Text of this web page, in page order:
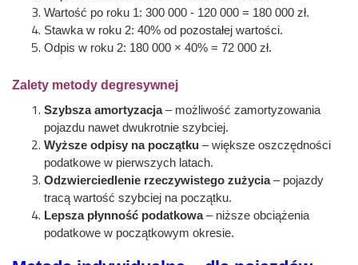
Wartość po roku 1: 300 000 - 120 000 = 180 000 zł.
Stawka w roku 2: 40% od pozostałej wartości.
Odpis w roku 2: 180 000 × 40% = 72 000 zł.
Zalety metody degresywnej
Szybsza amortyzacja– możliwość zamortyzowania
pojazdu nawet dwukrotnie szybciej.
Wyższe odpisy na początku – większe oszczędności
podatkowe w pierwszych latach.
Odzwierciedlenie rzeczywistego zużycia– pojazdy
tracą wartość szybciej na początku.
Lepsza płynność podatkowa– niższe obciążenia
podatkowe w początkowym okresie.